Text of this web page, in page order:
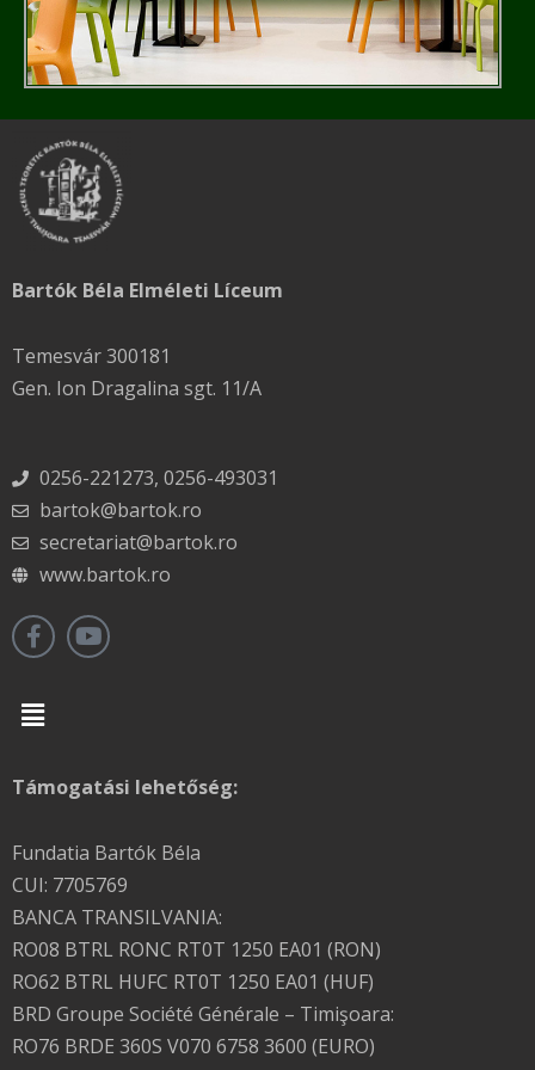
Bartók Béla Elméleti Líceum
Temesvár 300181
Gen. Ion Dragalina sgt. 11/A
0256-221273, 0256-493031
bartok@bartok.ro
secretariat@bartok.ro
www.bartok.ro
Menu
Támogatási lehetőség:
Fundatia Bartók Béla
CUI: 7705769
BANCA TRANSILVANIA:
RO08 BTRL RONC RT0T 1250 EA01 (RON)
RO62 BTRL HUFC RT0T 1250 EA01 (HUF)
BRD Groupe Société Générale – Timişoara:
RO76 BRDE 360S V070 6758 3600 (EURO)